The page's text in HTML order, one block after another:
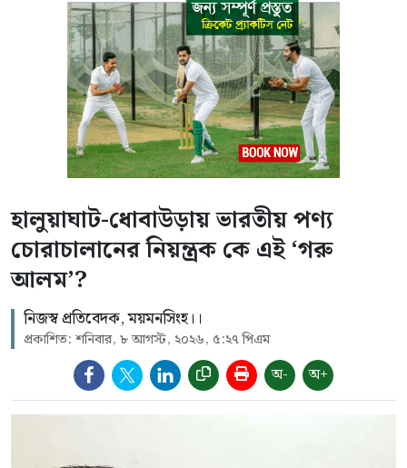
হালুয়াঘাট-ধোবাউড়ায় ভারতীয় পণ্য
চোরাচালানের নিয়ন্ত্রক কে এই ‘গরু
আলম’?
নিজস্ব প্রতিবেদক, ময়মনসিংহ।।
প্রকাশিত: শনিবার, ৮ আগস্ট, ২০২৬, ৫:২৭ পিএম
অ- অ+